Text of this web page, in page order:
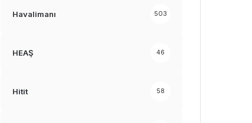
Havalimanı 503
HEAŞ 46
Hitit 58